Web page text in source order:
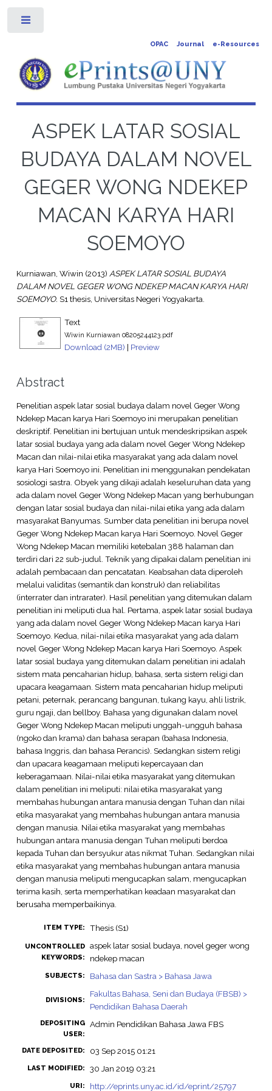
OPAC Journal e-Resources
ASPEK LATAR SOSIAL
BUDAYA DALAM NOVEL
GEGER WONG NDEKEP
MACAN KARYA HARI
SOEMOYO
Kurniawan, Wiwin (2013) ASPEK LATAR SOSIAL BUDAYA
DALAM NOVEL GEGER WONG NDEKEP MACAN KARYA HARI
SOEMOYO. S1 thesis, Universitas Negeri Yogyakarta.
Text
Wiwin Kurniawan 08205244123.pdf
Download (2MB) | Preview
Abstract
Penelitian aspek latar sosial budaya dalam novel Geger Wong
Ndekep Macan karya Hari Soemoyo ini merupakan penelitian
deskriptif. Penelitian ini bertujuan untuk mendeskripsikan aspek
latar sosial budaya yang ada dalam novel Geger Wong Ndekep
Macan dan nilai-nilai etika masyarakat yang ada dalam novel
karya Hari Soemoyo ini. Penelitian ini menggunakan pendekatan
sosiologi sastra. Obyek yang dikaji adalah keseluruhan data yang
ada dalam novel Geger Wong Ndekep Macan yang berhubungan
dengan latar sosial budaya dan nilai-nilai etika yang ada dalam
masyarakat Banyumas. Sumber data penelitian ini berupa novel
Geger Wong Ndekep Macan karya Hari Soemoyo. Novel Geger
Wong Ndekep Macan memiliki ketebalan 388 halaman dan
terdiri dari 22 sub-judul. Teknik yang dipakai dalam penelitian ini
adalah pembacaan dan pencatatan. Keabsahan data diperoleh
melalui validitas (semantik dan konstruk) dan reliabilitas
(interrater dan intrarater). Hasil penelitian yang ditemukan dalam
penelitian ini meliputi dua hal. Pertama, aspek latar sosial budaya
yang ada dalam novel Geger Wong Ndekep Macan karya Hari
Soemoyo. Kedua, nilai-nilai etika masyarakat yang ada dalam
novel Geger Wong Ndekep Macan karya Hari Soemoyo. Aspek
latar sosial budaya yang ditemukan dalam penelitian ini adalah
sistem mata pencaharian hidup, bahasa, serta sistem religi dan
upacara keagamaan. Sistem mata pencaharian hidup meliputi
petani, peternak, perancang bangunan, tukang kayu, ahli listrik,
guru ngaji, dan bellboy. Bahasa yang digunakan dalam novel
Geger Wong Ndekep Macan meliputi unggah-ungguh bahasa
(ngoko dan krama) dan bahasa serapan (bahasa Indonesia,
bahasa Inggris, dan bahasa Perancis). Sedangkan sistem religi
dan upacara keagamaan meliputi kepercayaan dan
keberagamaan. Nilai-nilai etika masyarakat yang ditemukan
dalam penelitian ini meliputi: nilai etika masyarakat yang
membahas hubungan antara manusia dengan Tuhan dan nilai
etika masyarakat yang membahas hubungan antara manusia
dengan manusia. Nilai etika masyarakat yang membahas
hubungan antara manusia dengan Tuhan meliputi berdoa
kepada Tuhan dan bersyukur atas nikmat Tuhan. Sedangkan nilai
etika masyarakat yang membahas hubungan antara manusia
dengan manusia meliputi mengucapkan salam, mengucapkan
terima kasih, serta memperhatikan keadaan masyarakat dan
berusaha memperbaikinya.
ITEM TYPE: Thesis (S1)
UNCONTROLLED
KEYWORDS:
aspek latar sosial budaya, novel geger wong
ndekep macan
SUBJECTS: Bahasa dan Sastra > Bahasa Jawa
DIVISIONS:
Fakultas Bahasa, Seni dan Budaya (FBSB) >
Pendidikan Bahasa Daerah
DEPOSITING
USER:
Admin Pendidikan Bahasa Jawa FBS
DATE DEPOSITED: 03 Sep 2015 01:21
LAST MODIFIED: 30 Jan 2019 03:21
URI: http://eprints.uny.ac.id/id/eprint/25797